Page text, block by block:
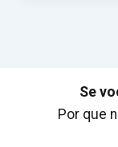
Se
Por que